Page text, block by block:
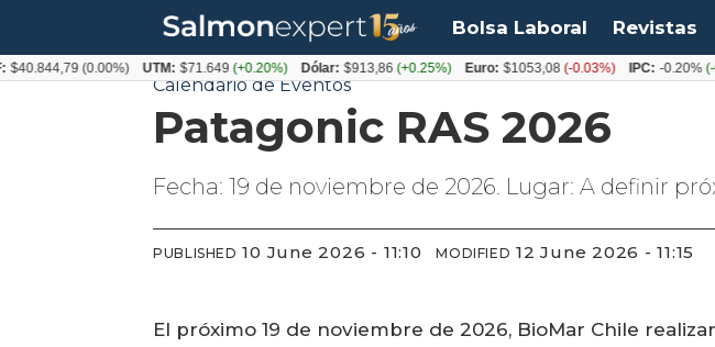
Bolsa Laboral Revistas
Calendario de Eventos
Patagonic RAS 2026
Fecha: 19 de noviembre de 2026. Lugar: A definir
PUBLISHED 10 June 2026 - 11:10 MODIFIED 12 June 2026 - 11:15
El próximo 19 de noviembre de 2026, BioMar Chile
$40.844,79(0.00%) UTM: $71.649(+0.20%) Dólar: $913,86(+0.25%) Euro: $1053,08(-0.03%) IPC: -0.20%(-